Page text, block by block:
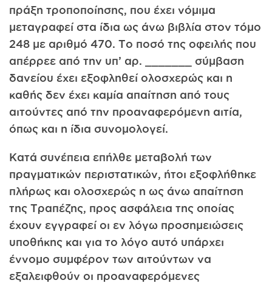
πράξη τροποποίησης, που έχει νόμιμα
μεταγραφεί στα ίδια ως άνω βιβλία στον τόμο
248 με αριθμό 470. Το ποσό της οφειλής που
απέρρεε από την υπ’ αρ. _______ σύμβαση
δανείου έχει εξοφληθεί ολοσχερώς και η
καθής δεν έχει καμία απαίτηση από τους
αιτούντες από την προαναφερόμενη αιτία,
όπως και η ίδια συνομολογεί.
Κατά συνέπεια επήλθε μεταβολή των
πραγματικών περιστατικών, ήτοι εξοφλήθηκε
πλήρως και ολοσχερώς η ως άνω απαίτηση
της Τραπέζης, προς ασφάλεια της οποίας
έχουν εγγραφεί οι εν λόγω προσημειώσεις
υποθήκης και για το λόγο αυτό υπάρχει
έννομο συμφέρον των αιτούντων να
εξαλειφθούν οι προαναφερόμενες